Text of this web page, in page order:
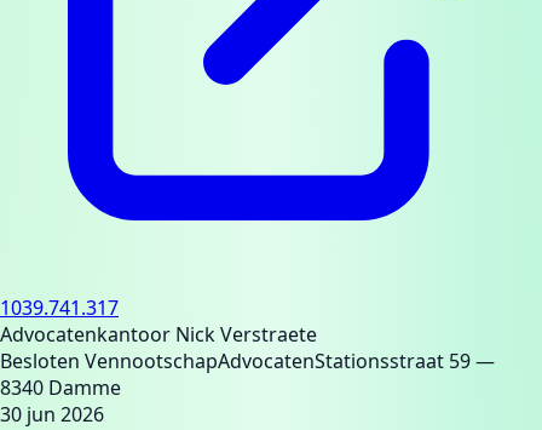
1039.741.317
Advocatenkantoor Nick Verstraete
Besloten VennootschapAdvocatenStationsstraat 59—
8340 Damme
30 jun 2026